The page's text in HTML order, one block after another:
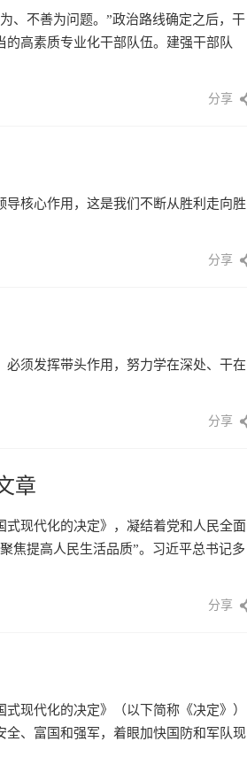
、不善为问题。”政治路线确定之后，干
高素质专业化干部队伍。建强干部队
分享
核心作用，这是我们不断从胜利走向胜
分享
须发挥带头作用，努力学在深处、干在
分享
章
现代化的决定》，凝结着党和人民全面
焦提高人民生活品质”。习近平总书记多
分享
现代化的决定》（以下简称《决定》）
、富国和强军，着眼加快国防和军队现